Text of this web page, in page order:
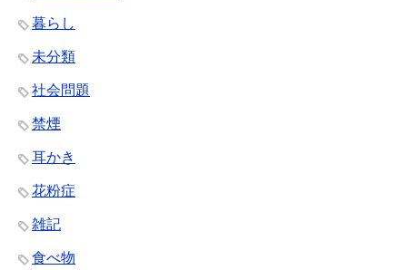
暮らし
未分類
社会問題
禁煙
耳かき
花粉症
雑記
食べ物